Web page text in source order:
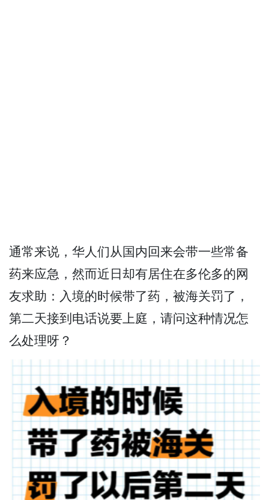
通常来说，华人们从国内回来会带一些常备
药来应急，然而近日却有居住在多伦多的网
友求助：入境的时候带了药，被海关罚了，
第二天接到电话说要上庭，请问这种情况怎
么处理呀？